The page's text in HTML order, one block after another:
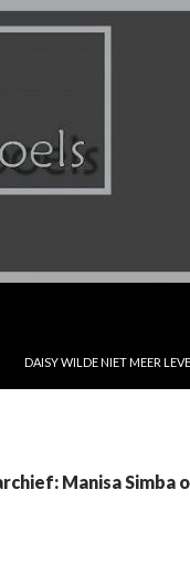
DAISY WILDE NIET MEER
Manisa Simba